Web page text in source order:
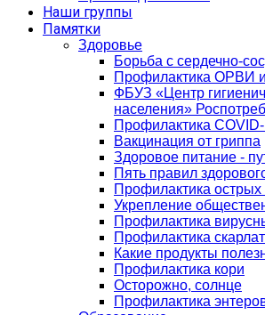
Наши группы
Памятки
Здоровье
Борьба с сердечно-
Профилактика ОРВИ
ФБУЗ «Центр
населения»
Профилактика
Вакцинация от гриппа
Здоровое питание -
Пять правил
Профилактика
Укрепление
Профилактика
Профилактика
Какие продукты
Профилактика кори
Осторожно, солнце
Профилактика